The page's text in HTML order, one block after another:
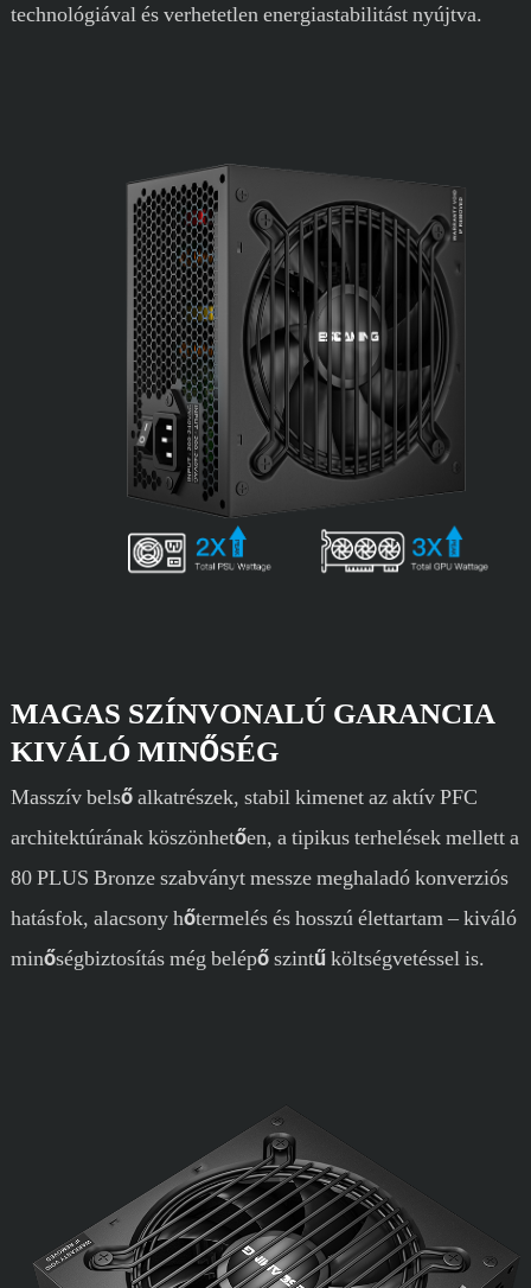
technológiával és verhetetlen energiastabilitást nyújtva.
MAGAS SZÍNVONALÚ GARANCIA
KIVÁLÓ MINŐSÉG
Masszív belső alkatrészek, stabil kimenet az aktív PFC
architektúrának köszönhetően, a tipikus terhelések mellett a
80 PLUS Bronze szabványt messze meghaladó konverziós
hatásfok, alacsony hőtermelés és hosszú élettartam – kiváló
minőségbiztosítás még belépő szintű költségvetéssel is.